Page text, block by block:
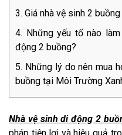
Giá nhà vệ sinh 2
Những yếu tố nào
động 2 buồng?
Những lý do nên mua
buồng tại Môi Trường
Nhà vệ sinh di động 2